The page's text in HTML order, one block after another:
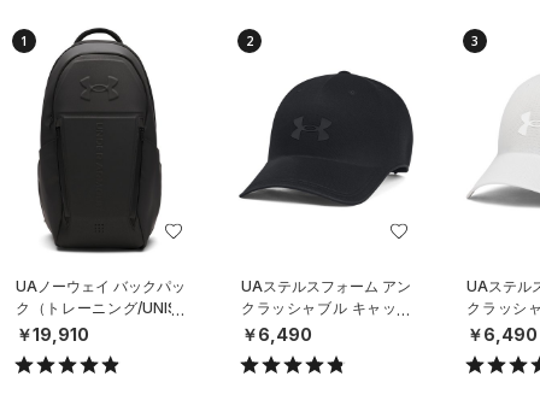
1
UAノーウェイ バックパッ
ク（トレーニング/UNISE
X）
￥19,910
2
UAステルスフォーム アン
クラッシャブル キャップ
（ライフスタイル/UNISE
X）
￥6,490
3
UAステル
クラッシ
（ライフ
X）
￥6,490